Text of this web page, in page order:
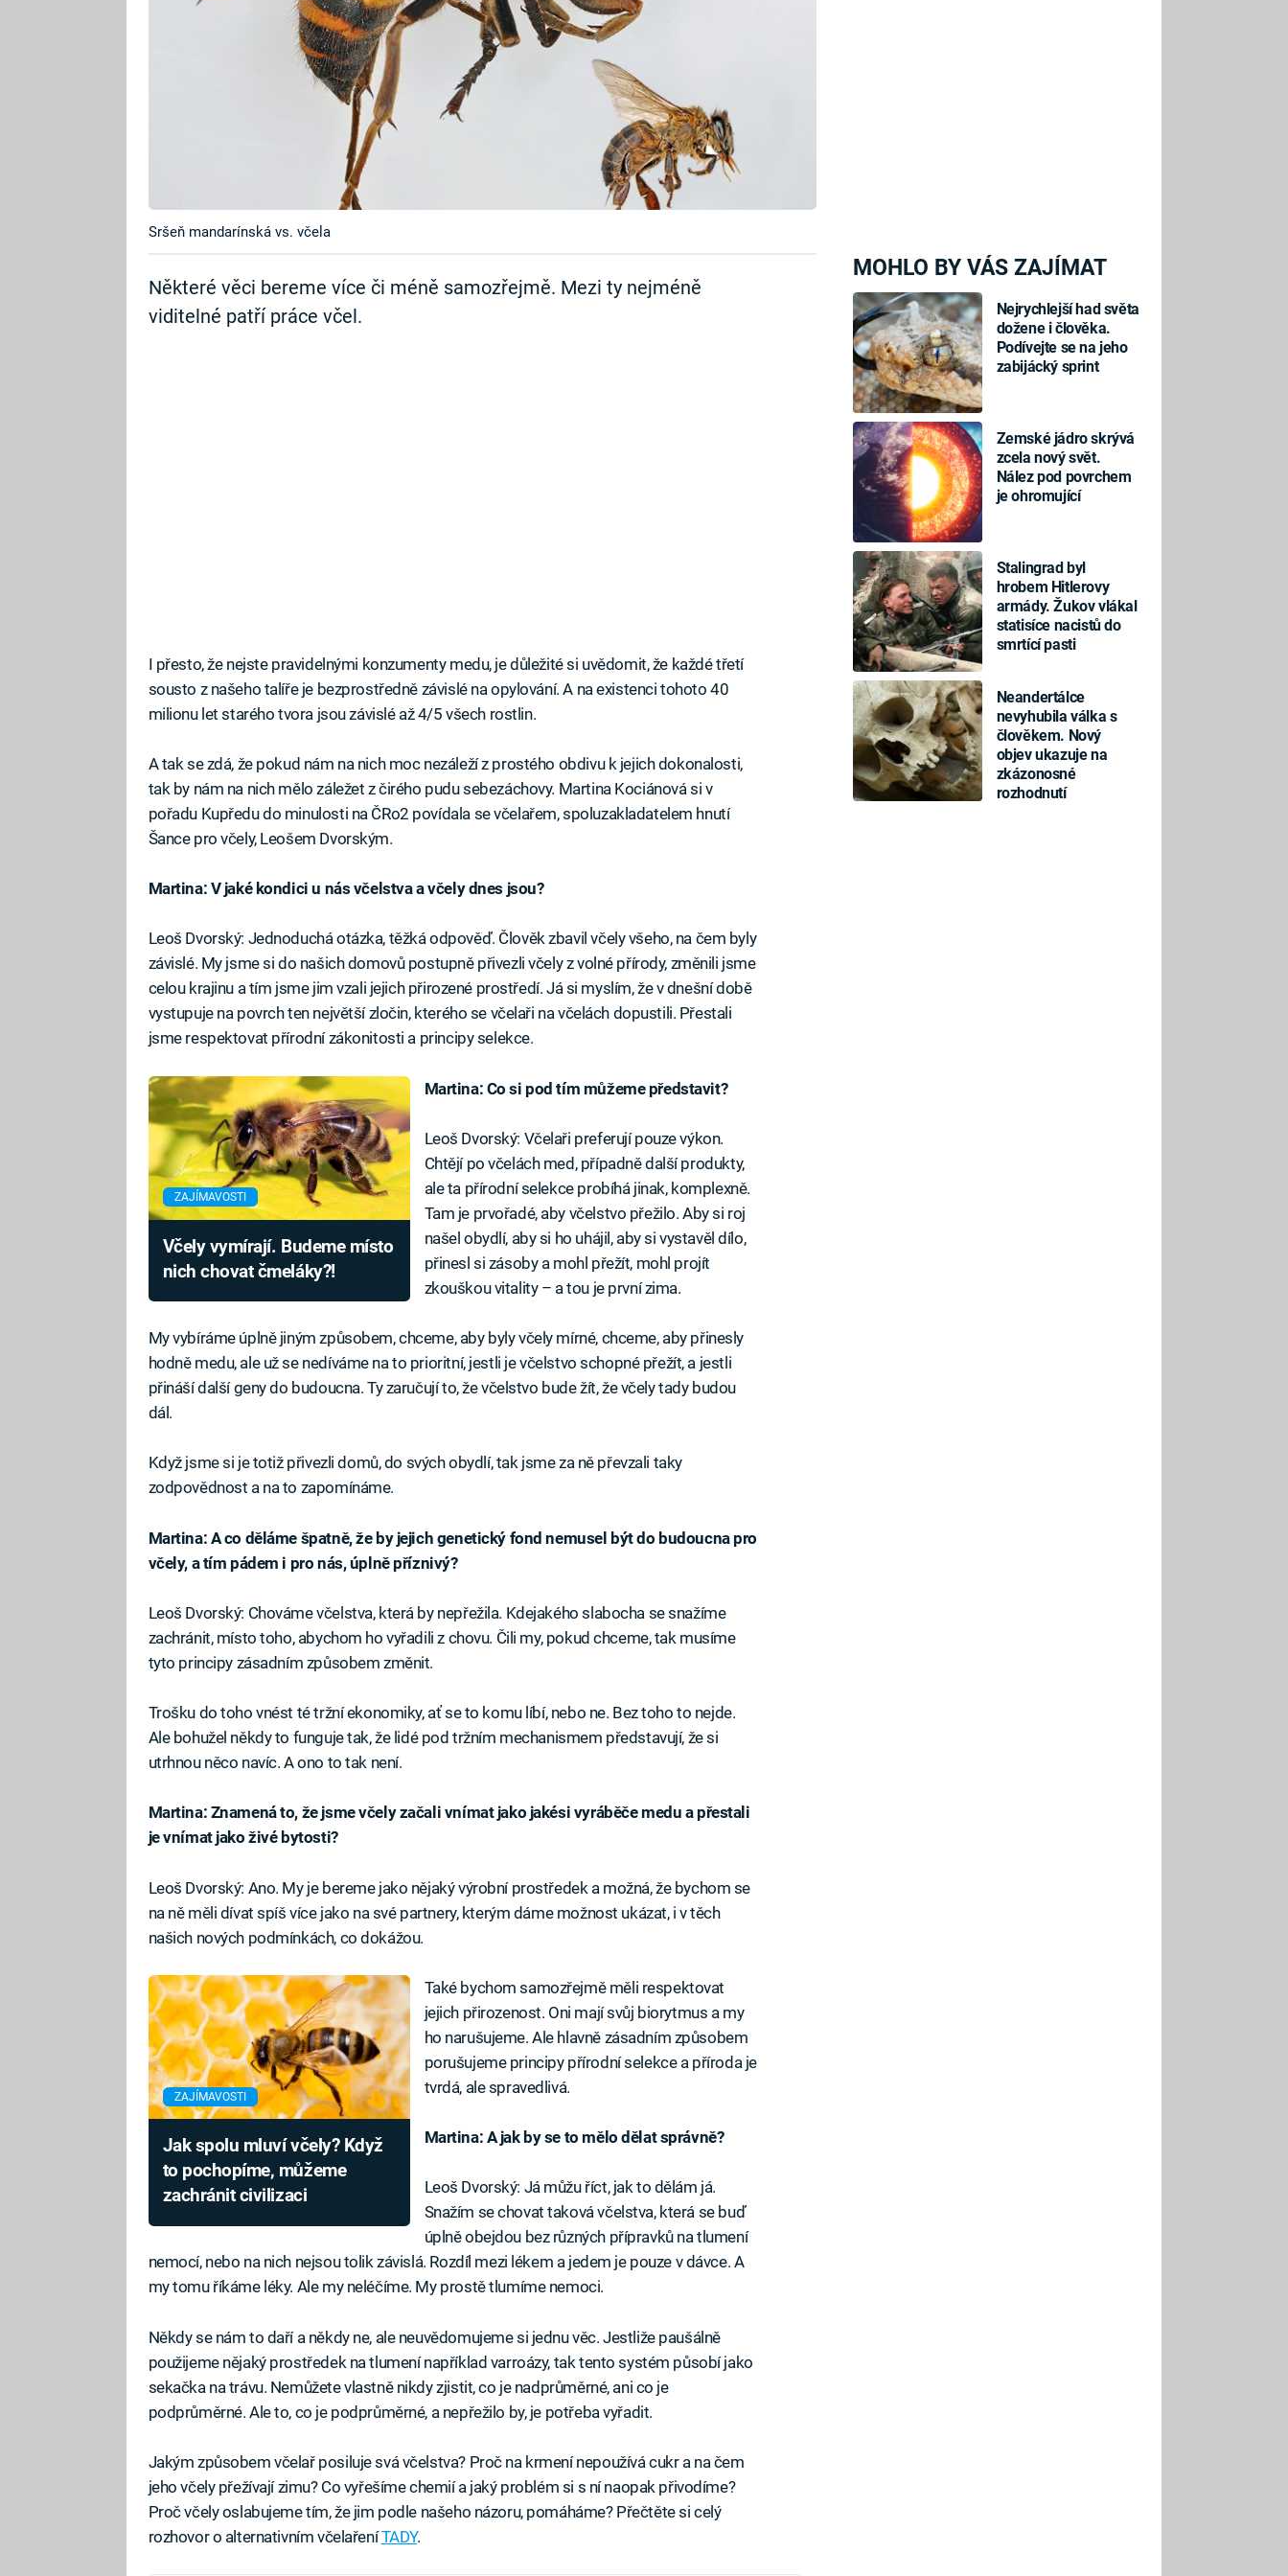
MOHLO BY VÁS ZAJÍMAT
Nejrychlejší had světa
dožene i člověka.
Podívejte se na jeho
zabijácký sprint
Zemské jádro skrývá
zcela nový svět.
Nález pod povrchem
je ohromující
Stalingrad byl
hrobem Hitlerovy
armády. Žukov vlákal
statisíce nacistů do
smrtící pasti
Neandertálce
nevyhubila válka s
člověkem. Nový
objev ukazuje na
zkázonosné
rozhodnutí
Sršeň mandarínská vs. včela
Některé věci bereme více či méně samozřejmě. Mezi ty nejméně
viditelné patří práce včel.
I přesto, že nejste pravidelnými konzumenty medu, je důležité si uvědomit, že každé třetí
sousto z našeho talíře je bezprostředně závislé na opylování. A na existenci tohoto 40
milionu let starého tvora jsou závislé až 4/5 všech rostlin.
A tak se zdá, že pokud nám na nich moc nezáleží z prostého obdivu k jejich dokonalosti,
tak by nám na nich mělo záležet z čirého pudu sebezáchovy. Martina Kociánová si v
pořadu Kupředu do minulosti na ČRo2 povídala se včelařem, spoluzakladatelem hnutí
Šance pro včely, Leošem Dvorským.
Martina: V jaké kondici u nás včelstva a včely dnes jsou?
Leoš Dvorský: Jednoduchá otázka, těžká odpověď. Člověk zbavil včely všeho, na čem byly
závislé. My jsme si do našich domovů postupně přivezli včely z volné přírody, změnili jsme
celou krajinu a tím jsme jim vzali jejich přirozené prostředí. Já si myslím, že v dnešní době
vystupuje na povrch ten největší zločin, kterého se včelaři na včelách dopustili. Přestali
jsme respektovat přírodní zákonitosti a principy selekce.
ZAJÍMAVOSTI
Včely vymírají. Budeme místo
nich chovat čmeláky?!
Martina: Co si pod tím můžeme představit?
Leoš Dvorský: Včelaři preferují pouze výkon.
Chtějí po včelách med, případně další produkty,
ale ta přírodní selekce probíhá jinak, komplexně.
Tam je prvořadé, aby včelstvo přežilo. Aby si roj
našel obydlí, aby si ho uhájil, aby si vystavěl dílo,
přinesl si zásoby a mohl přežít, mohl projít
zkouškou vitality – a tou je první zima.
My vybíráme úplně jiným způsobem, chceme, aby byly včely mírné, chceme, aby přinesly
hodně medu, ale už se nedíváme na to prioritní, jestli je včelstvo schopné přežít, a jestli
přináší další geny do budoucna. Ty zaručují to, že včelstvo bude žít, že včely tady budou
dál.
Když jsme si je totiž přivezli domů, do svých obydlí, tak jsme za ně převzali taky
zodpovědnost a na to zapomínáme.
Martina: A co děláme špatně, že by jejich genetický fond nemusel být do budoucna pro
včely, a tím pádem i pro nás, úplně příznivý?
Leoš Dvorský: Chováme včelstva, která by nepřežila. Kdejakého slabocha se snažíme
zachránit, místo toho, abychom ho vyřadili z chovu. Čili my, pokud chceme, tak musíme
tyto principy zásadním způsobem změnit.
Trošku do toho vnést té tržní ekonomiky, ať se to komu líbí, nebo ne. Bez toho to nejde.
Ale bohužel někdy to funguje tak, že lidé pod tržním mechanismem představují, že si
utrhnou něco navíc. A ono to tak není.
Martina: Znamená to, že jsme včely začali vnímat jako jakési vyráběče medu a přestali
je vnímat jako živé bytosti?
Leoš Dvorský: Ano. My je bereme jako nějaký výrobní prostředek a možná, že bychom se
na ně měli dívat spíš více jako na své partnery, kterým dáme možnost ukázat, i v těch
našich nových podmínkách, co dokážou.
ZAJÍMAVOSTI
Jak spolu mluví včely? Když
to pochopíme, můžeme
zachránit civilizaci
Také bychom samozřejmě měli respektovat
jejich přirozenost. Oni mají svůj biorytmus a my
ho narušujeme. Ale hlavně zásadním způsobem
porušujeme principy přírodní selekce a příroda je
tvrdá, ale spravedlivá.
Martina: A jak by se to mělo dělat správně?
Leoš Dvorský: Já můžu říct, jak to dělám já.
Snažím se chovat taková včelstva, která se buď
úplně obejdou bez různých přípravků na tlumení
nemocí, nebo na nich nejsou tolik závislá. Rozdíl mezi lékem a jedem je pouze v dávce. A
my tomu říkáme léky. Ale my neléčíme. My prostě tlumíme nemoci.
Někdy se nám to daří a někdy ne, ale neuvědomujeme si jednu věc. Jestliže paušálně
použijeme nějaký prostředek na tlumení například varroázy, tak tento systém působí jako
sekačka na trávu. Nemůžete vlastně nikdy zjistit, co je nadprůměrné, ani co je
podprůměrné. Ale to, co je podprůměrné, a nepřežilo by, je potřeba vyřadit.
Jakým způsobem včelař posiluje svá včelstva? Proč na krmení nepoužívá cukr a na čem
jeho včely přežívají zimu? Co vyřešíme chemií a jaký problém si s ní naopak přivodíme?
Proč včely oslabujeme tím, že jim podle našeho názoru, pomáháme? Přečtěte si celý
rozhovor o alternativním včelařeníTADY.